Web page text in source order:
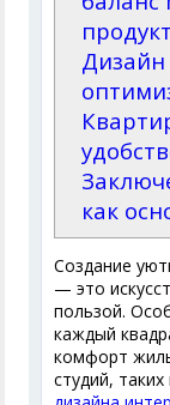
как
Создание
— это
пользой.
каждый
комфорт
студий,